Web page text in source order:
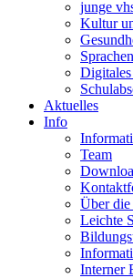
junge
Kultur
Aktuelles
Info
Team
Über
Leichte
Interner